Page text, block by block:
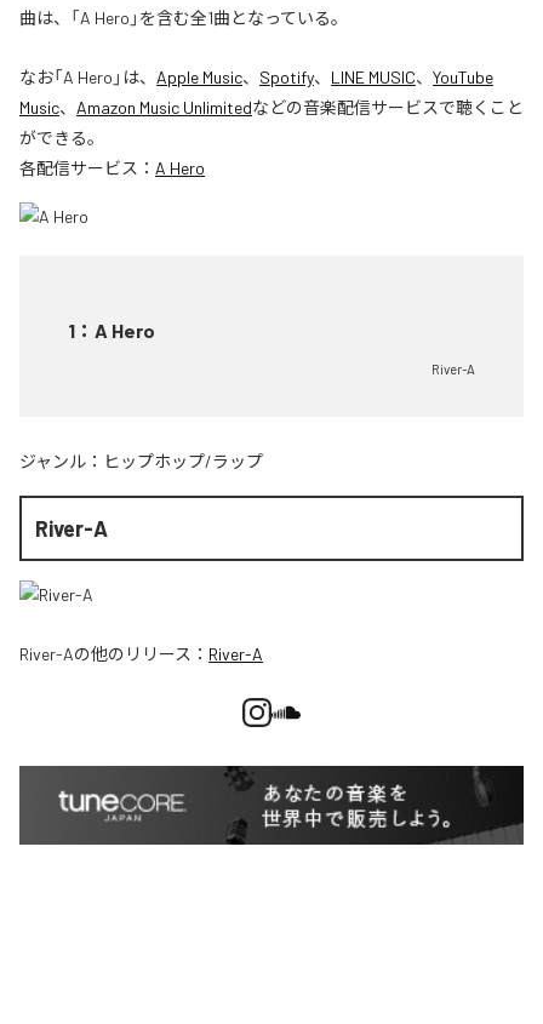
曲は、「A Hero」を含む全1曲となっている。
なお「A Hero 」は、 Apple Music、 Spotify、 LINE MUSIC、 YouTube
Music、 Amazon Music Unlimitedなどの音楽配信サービスで聴くこと
ができる。
各配信サービス： A Hero
1 ： A Hero
River-A
ジャンル： ヒップホップ/ラップ
River-A
River-Aの他のリリース： River-A